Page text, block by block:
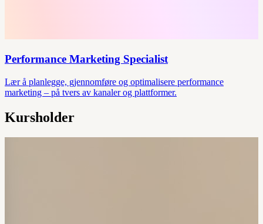
Performance Marketing Specialist
Lær å planlegge, gjennomføre og optimalisere performance
marketing – på tvers av kanaler og plattformer.
Kursholder